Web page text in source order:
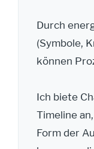
Durch
(Symbole,
können
Ich biete
Timeline
Form der